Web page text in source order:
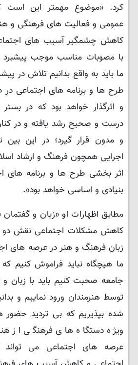
کرد. «موضوع مهمتر این است
عمومی و فعالیت های فرهنگی و
کاهش چشمگیر آسیب‌ های
با مصوبات مناسب موجب پیشبرد
ما باید به واقع بدانیم تلاش در
طرح ها و برنامه های اجتماعی
و اثرگذار خواهد بود که در
درست و صحیح رشد یافته و در
و مدون قرار گیرد؛ در این
اجرایی همچون فرهنگ و ارشاد
اثر بخشی طرح ها و برنامه های
بنیادی و اساسی خواهد بود».
مطابق اظهارات او «زبان و
کاهش مشکلات اجتماعی نقش دو
زبان فرهنگ و هنر در عرصه های
ما هیچگاه نباید فراموش کنیم
جامعه صحبت کنیم باید با زبان
توسط هنرمندان ورود نماییم و
شده بپذیریم که بی تردید حضور
ویژه دستگاه های فرهنگی از
عرصه های اجتماعی می تواند